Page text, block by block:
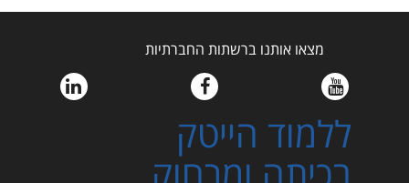
מצאו אותנו ברשתות החברתיות
ללמוד הייטק